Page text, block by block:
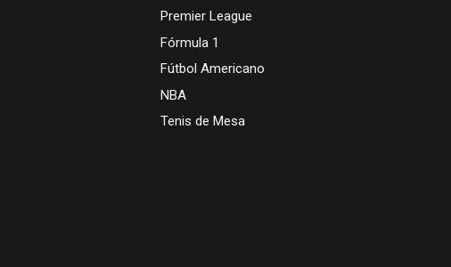
Premier League
Fórmula 1
Fútbol Americano
NBA
Tenis de Mesa